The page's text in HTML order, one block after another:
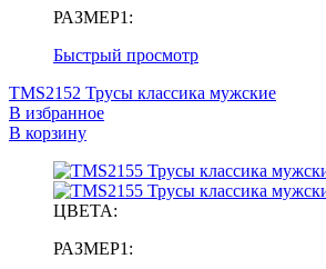
РАЗМЕР1:
Быстрый просмотр
TMS2152 Трусы классика мужские
В избранное
В корзину
ЦВЕТА:
РАЗМЕР1: